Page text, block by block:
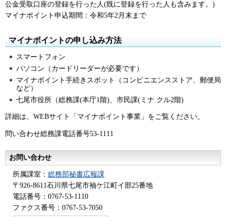
公金受取口座の登録を行った人(既に登録を行った人も含みます。)
マイナポイント申込期間：令和5年2月末まで
マイナポイントの申し込み方法
スマートフォン
パソコン（カードリーダーが必要です）
マイナポイント手続きスポット（コンビニエンスストア、郵便局
など）
七尾市役所（総務課(本庁1階)、市民課(ミナ.クル2階)
詳細は、WEBサイト「マイナポイント事業」をご覧ください。
問い合わせ総務課電話番号53-1111
お問い合わせ
所属課室： 総務部秘書広報課
〒926-8611石川県七尾市袖ケ江町イ部25番地
電話番号：0767-53-1110
ファクス番号：0767-53-7050